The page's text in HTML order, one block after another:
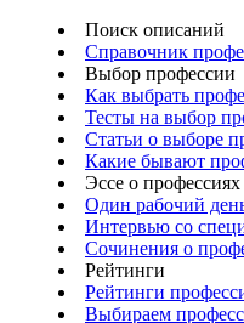
Поиск описаний
Справочник
Выбор профессии
Как выбрать
Тесты на выбор
Статьи о выборе
Какие бывают
Эссе о профессиях
Один рабочий
Интервью со
Сочинения о
Рейтинги
Рейтинги
Выбираем